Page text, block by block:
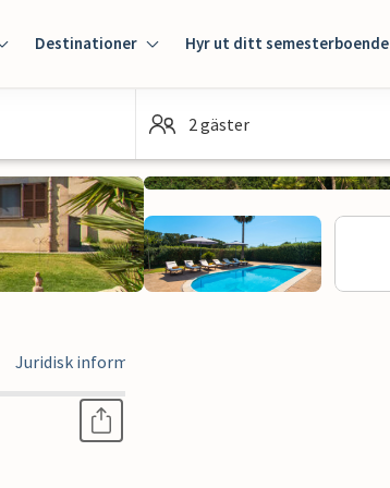
Destinationer Hyr ut ditt semesterboende
2 gäster
Juridisk information